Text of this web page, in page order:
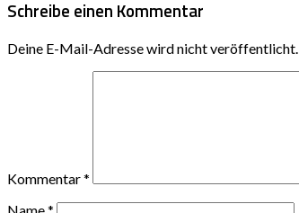
Schreibe einen Kommentar
Deine E-Mail-Adresse wird nicht veröffentlicht.
Kommentar*